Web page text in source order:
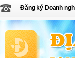
Đăng ký Doanh